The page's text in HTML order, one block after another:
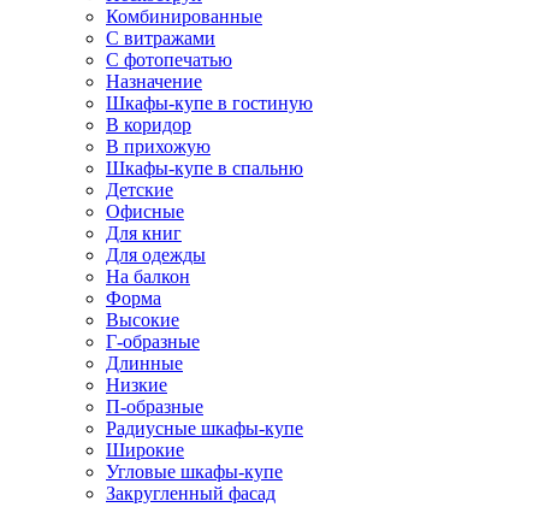
Комбинированные
С витражами
С фотопечатью
Назначение
Шкафы-купе в гостиную
В коридор
В прихожую
Шкафы-купе в спальню
Детские
Офисные
Для книг
Для одежды
На балкон
Форма
Высокие
Г-образные
Длинные
Низкие
П-образные
Радиусные шкафы-купе
Широкие
Угловые шкафы-купе
Закругленный фасад